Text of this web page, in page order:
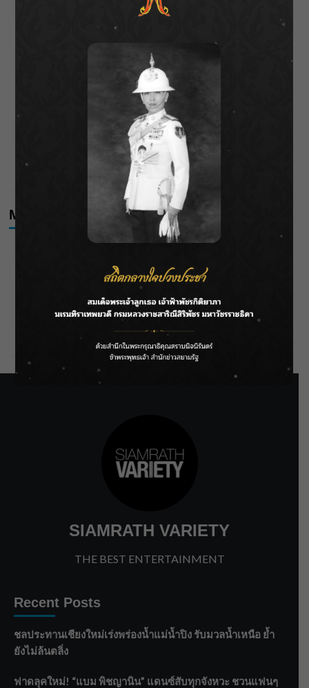
กรมชลฯ รับฟังประชาชน ติดตามแก้ปัญหาโครงการประตู
‘แมน การิน’ แชร์ความเชื่อชวนคิด! “อยากกินอะไรหลังจาก
ลาโลกนี้ ให้ใส่บาตรสิ่งนั้นไว้ตอนยังมีชีวิต”
ราชเลขานุการในพระองค์ฯ ติดตามโครงการหุบกะพง–ห้วย
ทรายใต้ เสริมความมั่นคงน้ำเพชรบุรี
F.HERO จับมือเกิร์ลกรุ๊ปมาเลเซีย DOLLA ส่งซิงเกิลใหม่สุดส
Meta
Comments feed
SIAMRATH VARIETY
THE BEST ENTERTAINMENT
Recent Posts
ชลประทานเชียงใหม่เร่งพร่องน้ำแม่น้ำปิง รับมวลน้ำเหนือ ย้ำ
ยังไม่ล้นตลิ่ง
ฟาดลุคใหม่! “แบม พิชญานิน” แดนซ์สับทุกจังหวะ ชวนแฟนๆ